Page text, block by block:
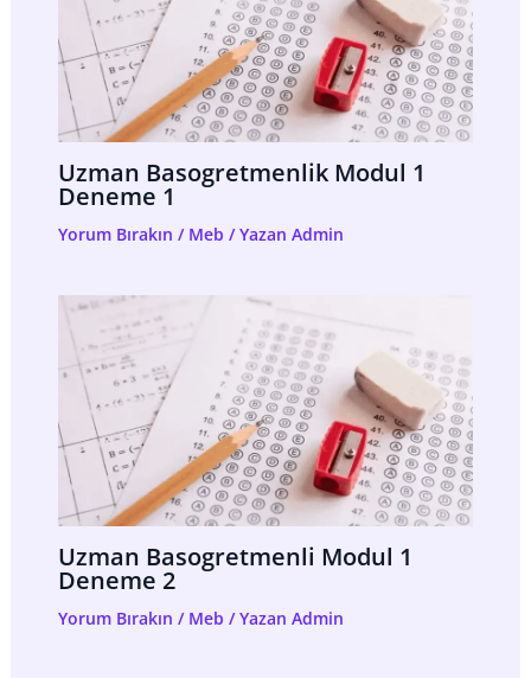
Uzman Basogretmenlik Modul 1
Deneme 1
Yorum Bırakın / Meb / Yazan Admin
Uzman Basogretmenli Modul 1
Deneme 2
Yorum Bırakın / Meb / Yazan Admin